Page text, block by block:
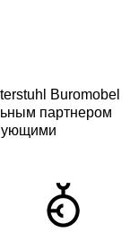
Buromobel
партнером